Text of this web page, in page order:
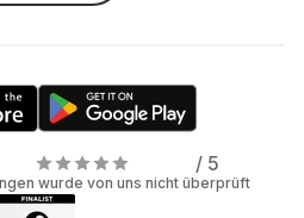
/ 5
wurde von uns nicht überprüft